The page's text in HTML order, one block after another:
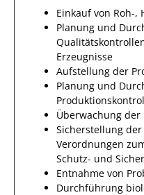
Einkauf von Roh-
Planung und
Erzeugnisse
Aufstellung der
Planung und
Überwachung
Sicherstellung
Verordnungen
Schutz- und
Entnahme von
Durchführung